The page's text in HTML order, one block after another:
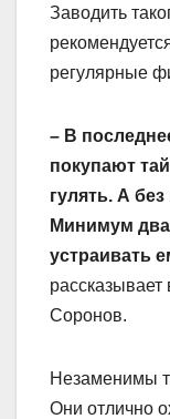
Заводить
регулярные
– В
покупают
гулять. А
Минимум
устраивать
Соронов.
Незаменимы
Они отлично